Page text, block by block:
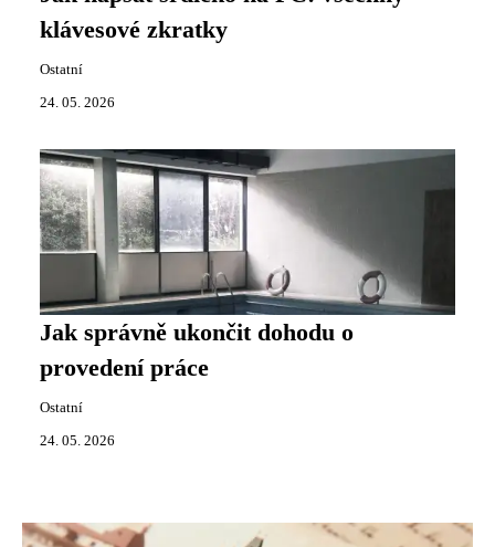
klávesové zkratky
Ostatní
24. 05. 2026
Jak správně ukončit dohodu o
provedení práce
Ostatní
24. 05. 2026